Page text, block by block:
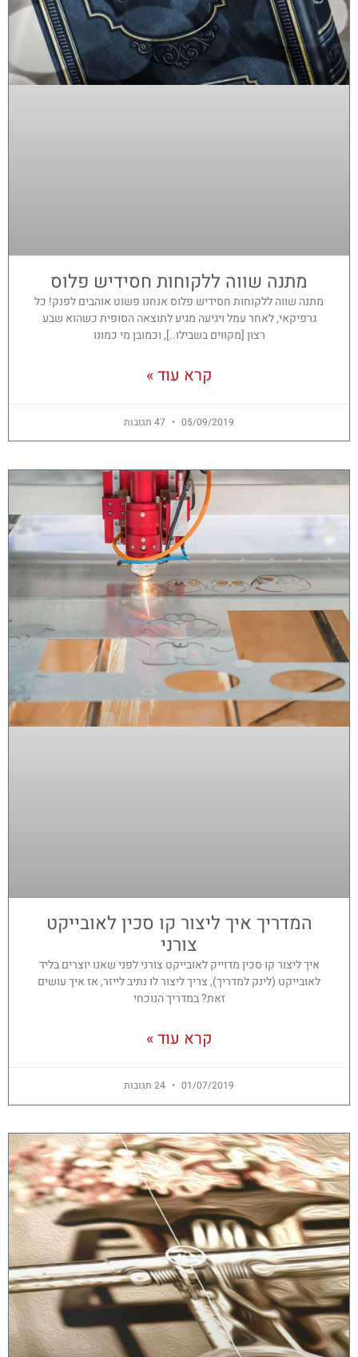
מתנה שווה ללקוחות חסידיש פלוס
מתנה שווה ללקוחות חסידיש פלוס אנחנו פשוט אוהבים לפנק! כל
גרפיקאי, לאחר עמל ויגיעה מגיע לתוצאה הסופית כשהוא שבע
רצון [מקווים בשבילו..], וכמובן מי כמונו
קרא עוד »
05/09/2019
המדריך איך ליצור קו סכין לאובייקט
צורני
איך ליצור קו סכין מדוייק לאובייקט צורני לפני שאנו יוצרים בליד
לאובייקט (לינק למדריך), צריך ליצור לו נתיב לייזר, אז איך עושים
זאת? במדריך הנוכחי
קרא עוד »
01/07/2019